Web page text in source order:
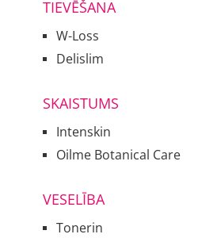
TIEVĒŠANA
W-Loss
Delislim
SKAISTUMS
Intenskin
Oilme Botanical Care
VESELĪBA
Tonerin